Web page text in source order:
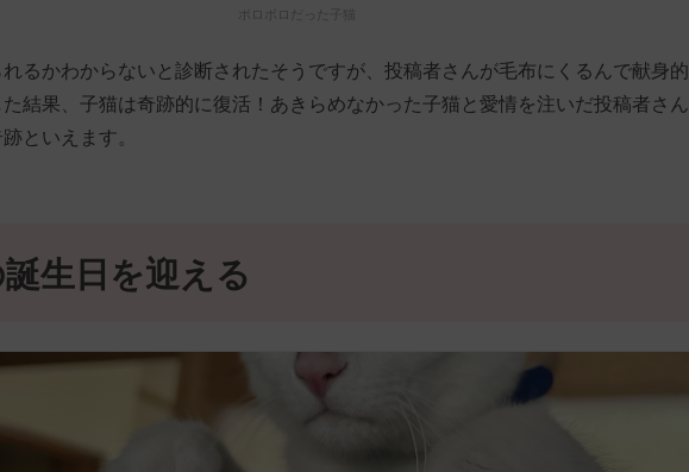
ボロボロだった子猫
るかわからないと診断されたそうですが、投稿者さんが毛布にくるんで献身的
結果、子猫は奇跡的に復活！あきらめなかった子猫と愛情を注いだ投稿者さん
といえます。
生日を迎える